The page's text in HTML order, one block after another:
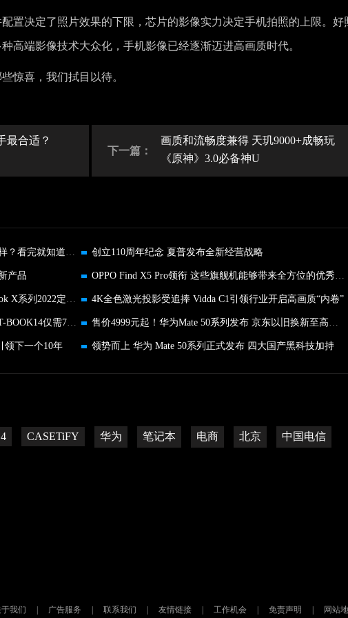
置决定了照片效果的下限，芯片的影像实力决定手机拍照的上限。好
高端影像技术大众化，手机影像已经逐渐迈进高画质时代。
惊喜，我们拭目以待。
最合适？
下一篇：
画质和流畅度兼得 天玑9000+成畅玩
《原神》3.0必备神U
终于升级了HarmonyOS 3，体验究竟怎么样？看完就知道有多香！ 创立110周年纪念 夏普发布全新经营战略
产品 OPPO Find X5 Pro领衔 这些旗舰机能够带来全方位的优秀体验
轻薄高能，品质标杆 荣耀笔记本MagicBook X系列2022定档9月15日 4K全色激光投影受追捧 Vidda C1引领行业开启高画质“内卷”
京东雷神911宠粉节好礼任性送 入手雷神T-BOOK14仅需7999元 售价4999元起！华为Mate 50系列发布 京东以旧换新至高补贴1888
领下一个10年 领势而上 华为 Mate 50系列正式发布 四大国产黑科技加持
CASETiFY 华为 笔记本 电商 北京 中国电信
于我们 广告服务 联系我们 友情链接 工作机会 免责声明 网站